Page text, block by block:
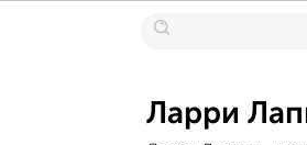
Ларри